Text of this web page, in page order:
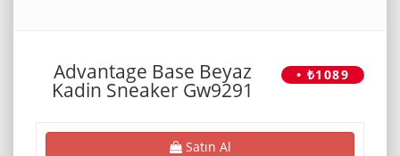
• ₺1089
Advantage Base Beyaz
Kadin Sneaker Gw9291
Satın Al